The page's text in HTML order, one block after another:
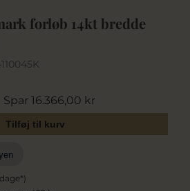
forløb 14kt bredde
Spar 16.366,00 kr
Tilføj til kurv